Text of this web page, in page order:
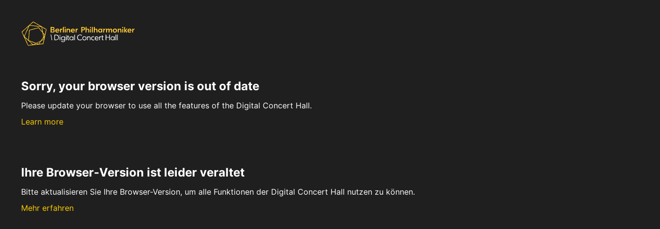
Sorry, your browser version is out of date
Please update your browser to use all the features of the Digital Concert Hall.
Learn more
Ihre Browser-Version ist leider veraltet
Bitte aktualisieren Sie Ihre Browser-Version, um alle Funktionen der Digital Concert Hall nutzen zu können.
Mehr erfahren